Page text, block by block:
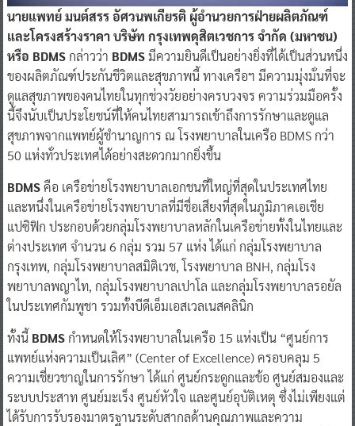
นายแพทย์ มนต์สรร อัศวนพเกียรติ ผู้อำนวยการฝ่ายผลิตภัณฑ์
และโครงสร้างราคา บริษัท กรุงเทพดุสิตเวชการ จำกัด (มหาชน)
หรือ BDMSกล่าวว่า BDMSมีความยินดีเป็นอย่างยิ่งที่ได้เป็นส่วนหนึ่ง
ของผลิตภัณฑ์ประกันชีวิตและสุขภาพนี้ ทางเครือฯ มีความมุ่งมั่นที่จะ
ดูแลสุขภาพของคนไทยในทุกช่วงวัยอย่างครบวงจร ความร่วมมือครั้ง
นี้จึงนับเป็นประโยชน์ที่ให้คนไทยสามารถเข้าถึงการรักษาและดูแล
สุขภาพจากแพทย์ผู้ชำนาญการ ณ โรงพยาบาลในเครือ BDMS กว่า
50 แห่งทั่วประเทศได้อย่างสะดวกมากยิ่งขึ้น
BDMSคือ เครือข่ายโรงพยาบาลเอกชนที่ใหญ่ที่สุดในประเทศไทย
และหนึ่งในเครือข่ายโรงพยาบาลที่มีชื่อเสียงที่สุดในภูมิภาคเอเชีย
แปซิฟิก ประกอบด้วยกลุ่มโรงพยาบาลหลักในเครือข่ายทั้งในไทยและ
ต่างประเทศ จำนวน 6 กลุ่ม รวม 57 แห่ง ได้แก่ กลุ่มโรงพยาบาล
กรุงเทพ, กลุ่มโรงพยาบาลสมิติเวช, โรงพยาบาล BNH, กลุ่มโรง
พยาบาลพญาไท, กลุ่มโรงพยาบาลเปาโล และกลุ่มโรงพยาบาลรอยัล
ในประเทศกัมพูชา รวมทั้งบีดีเอ็มเอสเวลเนสคลินิก
ทั้งนี้ BDMSกำหนดให้โรงพยาบาลในเครือ 15 แห่งเป็น “ศูนย์การ
แพทย์แห่งความเป็นเลิศ” (Center of Excellence) ครอบคลุม 5
ความเชี่ยวชาญในการรักษา ได้แก่ ศูนย์กระดูกและข้อ ศูนย์สมองและ
ระบบประสาท ศูนย์มะเร็ง ศูนย์หัวใจ และศูนย์อุบัติเหตุ ซึ่งไม่เพียงแต่
ได้รับการรับรองมาตรฐานระดับสากลด้านคุณภาพและความ